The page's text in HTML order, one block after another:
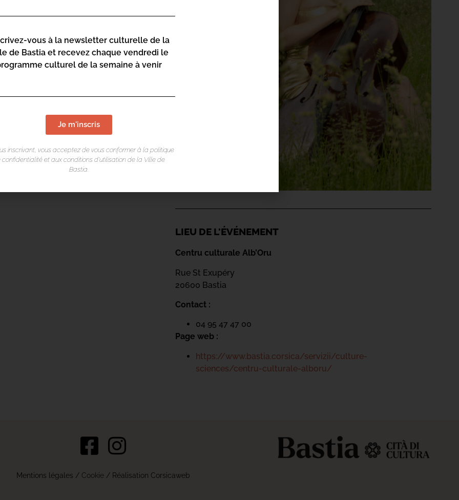
de confidentialité, en garantissant la conformité avec les réglementations. Personnalisez vos préférences pour
LIEU DE L'ÉVÉNEMENT
Centru culturale Alb’Oru
Rue St Exupéry
20600 Bastia
Contact :
04 95 47 47 00
Page web :
https://www.bastia.corsica/servizii/culture-
sciences/centru-culturale-alboru/
Mentions légales / Cookie / Réalisation Corsicaweb
vous à la newsletter culturelle de la
de Bastia et recevez chaque vendredi le
culturel de la semaine à venir
Je m'inscris
inscrivant, vous acceptez de vous conformer à la politique
confidentialité et aux conditions d’utilisation de la Ville de
Bastia.